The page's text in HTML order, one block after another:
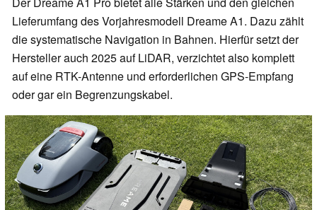
Lieferumfang des Vorjahresmodell Dreame A1. Dazu zählt
die systematische Navigation in Bahnen. Hierfür setzt der
Hersteller auch 2025 auf LiDAR, verzichtet also komplett
auf eine RTK-Antenne und erforderlichen GPS-Empfang
oder gar ein Begrenzungskabel.